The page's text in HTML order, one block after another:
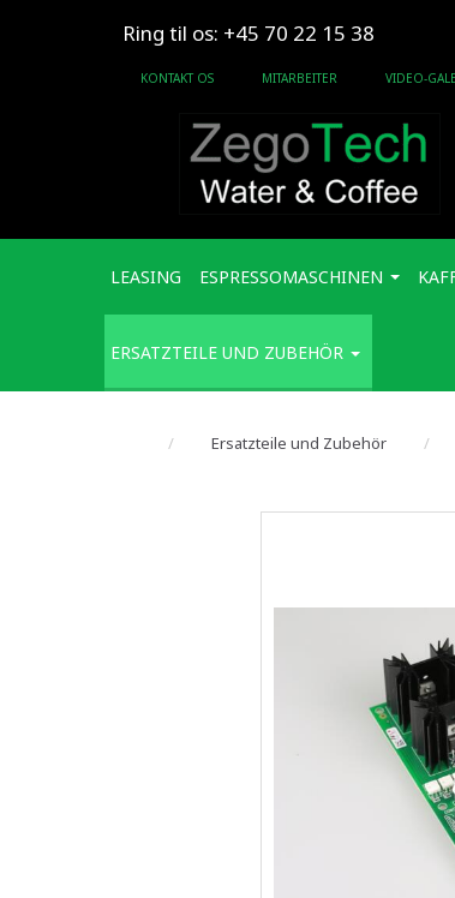
Ring til os: +45 70 22 15 38
KONTAKT OS MITARBEITER VIDEO-
LEASING ESPRESSOMASCHINEN
ERSATZTEILE UND ZUBEHÖR
Ersatzteile und Zubehör